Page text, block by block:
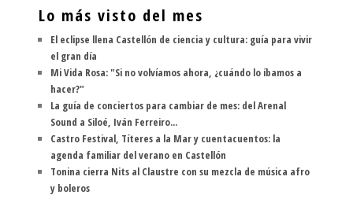
Lo más visto del mes
El eclipse llena Castellón de ciencia y cultura: guía para vivir
el gran día
Mi Vida Rosa: "Si no volvíamos ahora, ¿cuándo lo íbamos a
hacer?"
La guía de conciertos para cambiar de mes: del Arenal
Sound a Siloé, Iván Ferreiro...
Castro Festival, Títeres a la Mar y cuentacuentos: la
agenda familiar del verano en Castellón
Tonina cierra Nits al Claustre con su mezcla de música afro
y boleros